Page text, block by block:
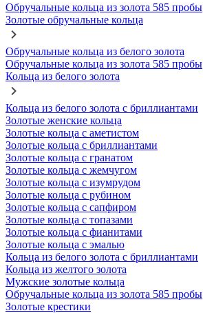
Обручальные кольца из золота 585 пробы
Золотые обручальные кольца
Обручальные кольца из белого золота
Обручальные кольца из золота 585 пробы
Кольца из белого золота
Кольца из белого золота с бриллиантами
Золотые женские кольца
Золотые кольца с аметистом
Золотые кольца с бриллиантами
Золотые кольца с гранатом
Золотые кольца с жемчугом
Золотые кольца с изумрудом
Золотые кольца с рубином
Золотые кольца с сапфиром
Золотые кольца с топазами
Золотые кольца с фианитами
Золотые кольца с эмалью
Кольца из белого золота с бриллиантами
Кольца из желтого золота
Мужские золотые кольца
Обручальные кольца из золота 585 пробы
Золотые крестики